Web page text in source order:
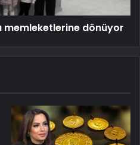
memleketlerine dönüyor